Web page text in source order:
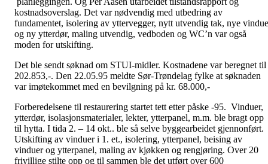
kostnadsoverslag. Det var nødvendig med utbedring av
fundamentet, isolering av yttervegger, nytt utvendig tak, nye
og ny ytterdør, maling utvendig, vedboden og WC’n var også
moden for utskifting.
Det ble sendt søknad om STUI-midler. Kostnadene var beregnet til
202.853,-. Den 22.05.95 meldte Sør-Trøndelag fylke at søknaden
var imøtekommet med en bevilgning på kr. 68.000,-
Forberedelsene til restaurering startet tett etter påske -95. Vinduer,
ytterdør, isolasjonsmaterialer, lekter, ytterpanel, m.m. ble bragt opp
til hytta. I tida 2. – 14 okt.. ble så selve byggearbeidet gjennonført.
Utskifting av vinduer i 1. et., isolering, ytterpanel, beising av
vinduer og ytterpanel, maling av kjøkken og rengjøring. Over 20
frivillige stilte opp og til sammen ble det utført over 600